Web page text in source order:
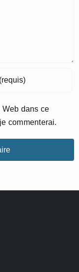
Web dans ce
commenterai.